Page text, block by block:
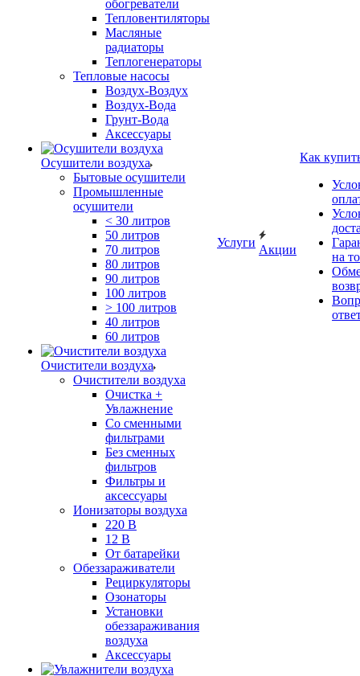
обогреватели
Тепловентиляторы
Масляные
радиаторы
Теплогенераторы
Тепловые насосы
Воздух-Воздух
Воздух-Вода
Грунт-Вода
Аксессуары
Осушители воздуха
Бытовые осушители
Промышленные
осушители
< 30 литров
50 литров
70 литров
80 литров
90 литров
100 литров
> 100 литров
40 литров
60 литров
Очистители воздуха
Очистители воздуха
Очистка +
Увлажнение
Cо сменными
фильтрами
Без сменных
фильтров
Фильтры и
аксессуары
Ионизаторы воздуха
220 В
12 В
От батарейки
Обеззараживатели
Рециркуляторы
Озонаторы
Установки
обеззараживания
воздуха
Аксессуары
Услуги
Акции
Как
на